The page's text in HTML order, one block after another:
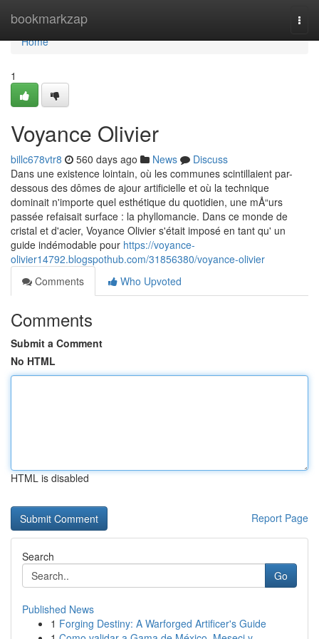
bookmarkzap
Home
Home
1
Voyance Olivier
billc678vtr8 560 days ago News
Discuss
Dans une existence lointain, où les communes scintillaient par-
dessous des dômes de ajour artificielle et où la technique
dominait n'importe quel esthétique du quotidien, une mÅ“urs
passée refaisait surface : la phyllomancie. Dans ce monde de
cristal et d'acier, Voyance Olivier s'était imposé en tant qu' un
guide indémodable pour https://voyance-
olivier14792.blogspothub.com/31856380/voyance-olivier
Comments
Who Upvoted
Comments
Submit a Comment
No HTML
HTML is disabled
Report Page
Search
Go
Published News
1 Forging Destiny: A Warforged Artificer's Guide